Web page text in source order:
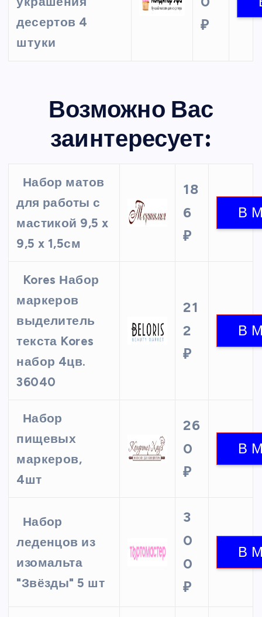
десертов 4
штуки
₽
Возможно Вас
заинтересует:
Набор матов
для работы с
мастикой 9,5 x
9,5 x 1,5см
18
6
₽
Kores Набор
маркеров
выделитель
текста Kores
набор 4цв.
36040
21
2
₽
Набор
пищевых
маркеров,
4шт
26
0
₽
Набор
леденцов из
изомальта
"Звёзды" 5 шт
3
0
0
₽